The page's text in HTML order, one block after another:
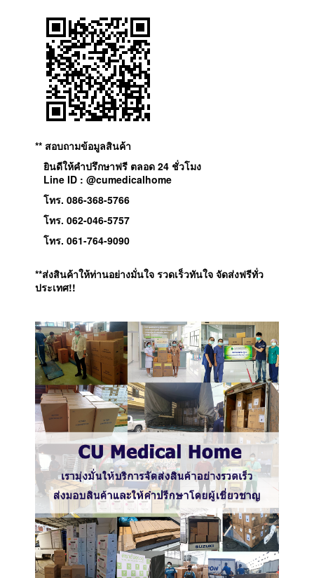
** สอบถามข้อมูลสินค้า
ยินดีให้คำปรึกษาฟรี ตลอด 24 ชั่วโมง
Line ID : @cumedicalhome
โทร. 086-368-5766
โทร. 062-046-5757
โทร. 061-764-9090
**ส่งสินค้าให้ท่านอย่างมั่นใจ รวดเร็วทันใจ จัดส่งฟรีทั่ว
ประเทศ!!